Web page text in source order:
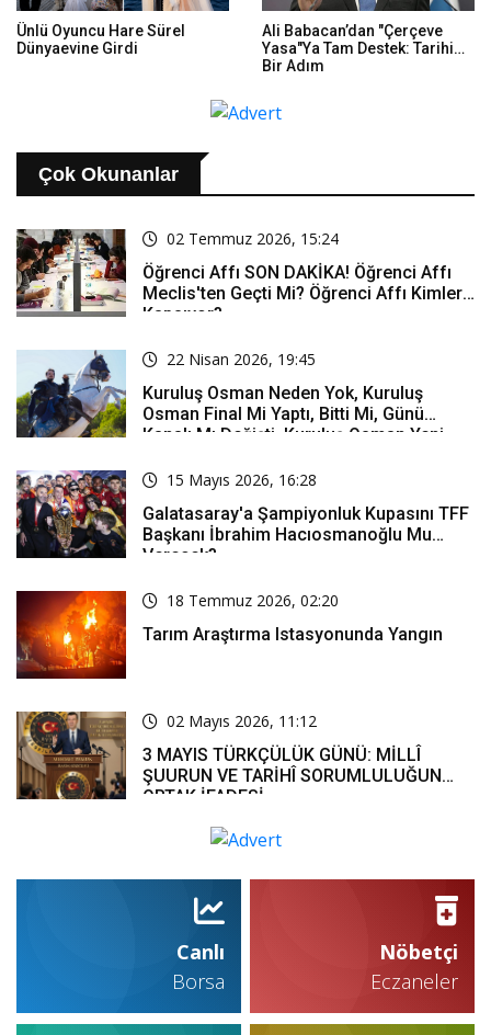
Ünlü Oyuncu Hare Sürel
Dünyaevine Girdi
Ali Babacan’dan "Çerçeve
Yasa"ya Tam Destek: Tarihi
Bir Adım
Çok Okunanlar
02 Temmuz 2026, 15:24
Öğrenci Affı SON DAKİKA! Öğrenci Affı
Meclis'ten Geçti Mi? Öğrenci Affı Kimleri
Kapsıyor?
22 Nisan 2026, 19:45
Kuruluş Osman Neden Yok, Kuruluş
Osman Final Mi Yaptı, Bitti Mi, Günü
Kanalı Mı Değişti, Kuruluş Osman Yeni
15 Mayıs 2026, 16:28
Galatasaray'a Şampiyonluk Kupasını TFF
Başkanı İbrahim Hacıosmanoğlu Mu
Verecek?
18 Temmuz 2026, 02:20
Tarım Araştırma Istasyonunda Yangın
02 Mayıs 2026, 11:12
3 MAYIS TÜRKÇÜLÜK GÜNÜ: MİLLÎ
ŞUURUN VE TARİHÎ SORUMLULUĞUN
ORTAK İFADESİ
Canlı
Borsa
Nöbetçi
Eczaneler